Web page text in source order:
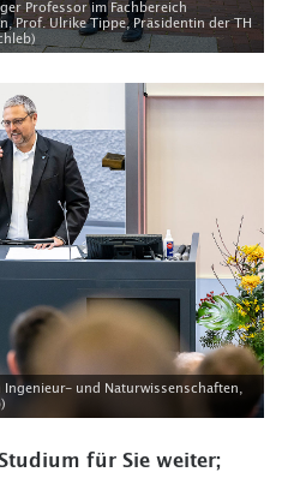
Professor im Fachbereich
Prof. Ulrike Tippe, Präsidentin der TH
und Naturwissenschaften,
für Sie weiter;